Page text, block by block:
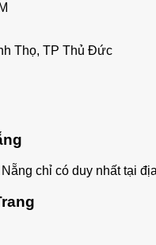
Thọ, TP Thủ Đức
chỉ có duy nhất tại